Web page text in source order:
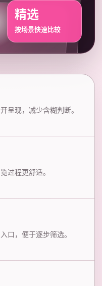
精选
按场景快速比较
呈现，减少含糊判断。
过程更舒适。
口，便于逐步筛选。